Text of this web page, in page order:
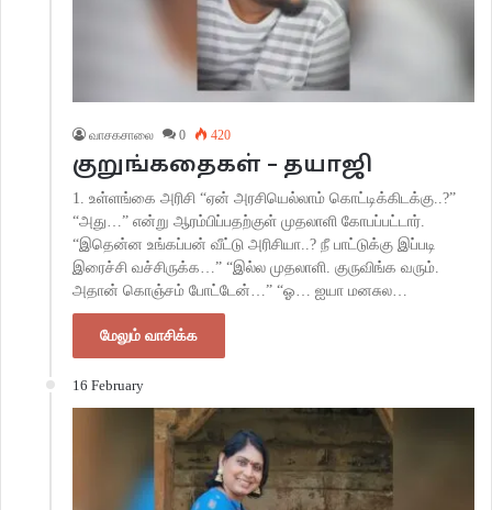
வாசகசாலை 0 420
குறுங்கதைகள் – தயாஜி
1. உள்ளங்கை அரிசி “ஏன் அரசியெல்லாம் கொட்டிக்கிடக்கு..?”
“அது…” என்று ஆரம்பிப்பதற்குள் முதலாளி கோபப்பட்டார்.
“இதென்ன உங்கப்பன் வீட்டு அரிசியா..? நீ பாட்டுக்கு இப்படி
இரைச்சி வச்சிருக்க…” “இல்ல முதலாளி. குருவிங்க வரும்.
அதான் கொஞ்சம் போட்டேன்…” “ஓ… ஐயா மனசுல…
மேலும் வாசிக்க
16 February